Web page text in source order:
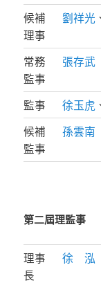
候補
理事
劉祥光
常務
監事
張存武
監事 徐玉虎
候補
監事
孫雲南
第二屆理監事
理事
長
徐 泓